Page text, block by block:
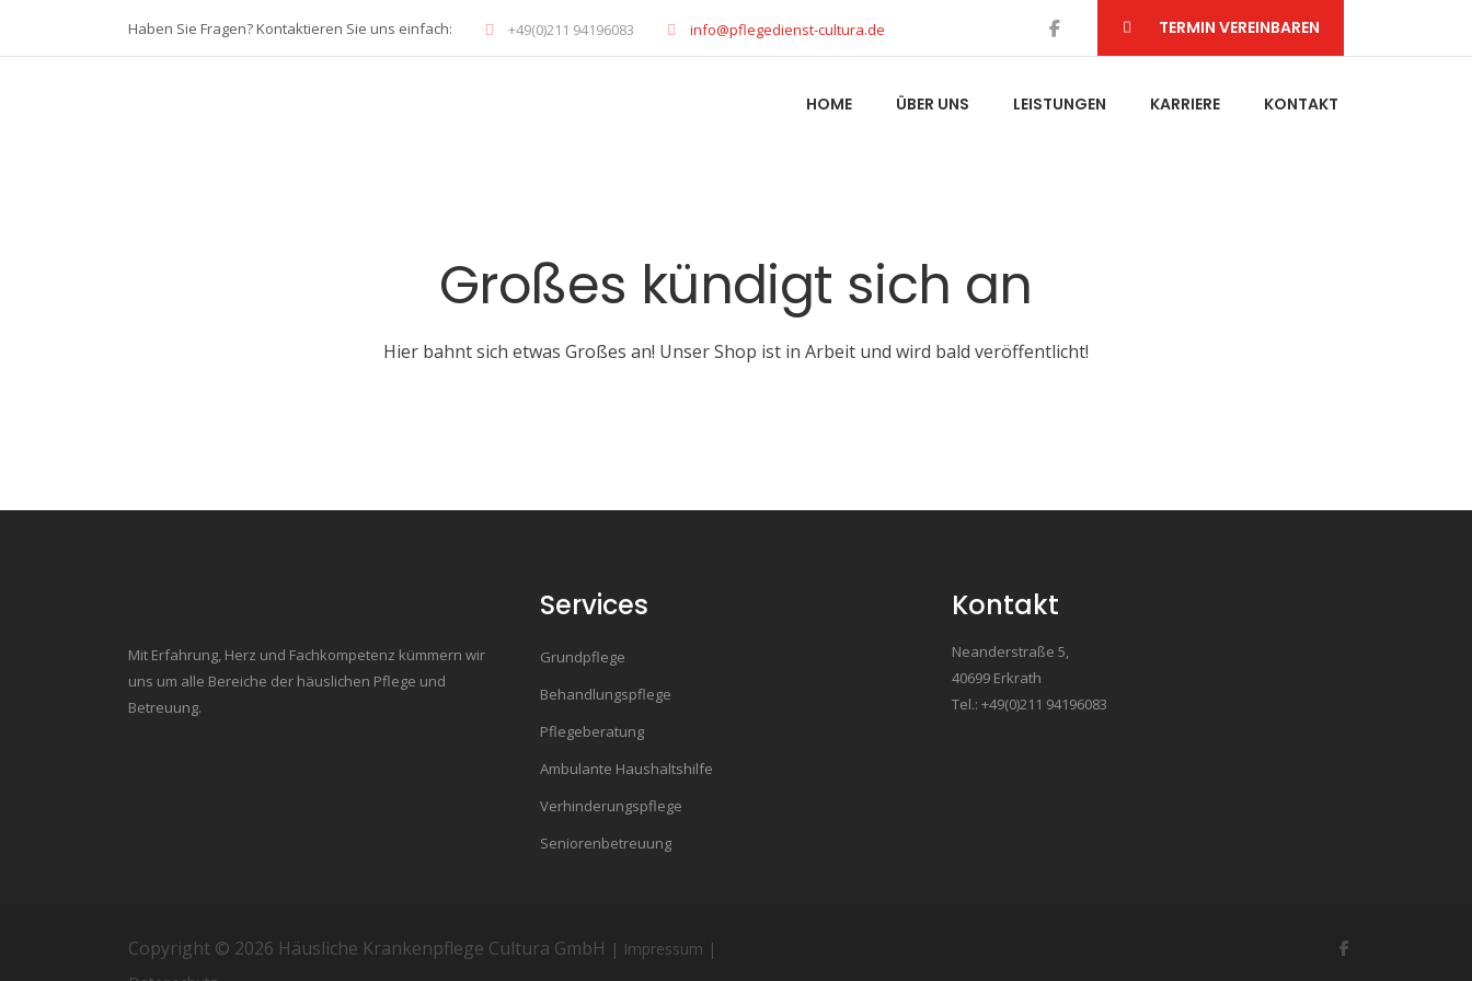
Haben Sie Fragen? Kontaktieren Sie uns einfach: +49(0)211 94196083 info@pflegedienst-cultura.de TERMIN VEREINBAREN
HOME ÜBER UNS LEISTUNGEN KARRIERE KONTAKT
Großes kündigt sich an
Hier bahnt sich etwas Großes an! Unser Shop ist in Arbeit und wird bald veröffentlicht!
Mit Erfahrung, Herz und Fachkompetenz kümmern wir
uns um alle Bereiche der häuslichen Pflege und
Betreuung.
Services
Grundpflege
Behandlungspflege
Pflegeberatung
Ambulante Haushaltshilfe
Verhinderungspflege
Seniorenbetreuung
Kontakt
Neanderstraße 5,
40699 Erkrath
Tel.: +49(0)211 94196083
Copyright © 2026 Häusliche Krankenpflege Cultura GmbH | Impressum |